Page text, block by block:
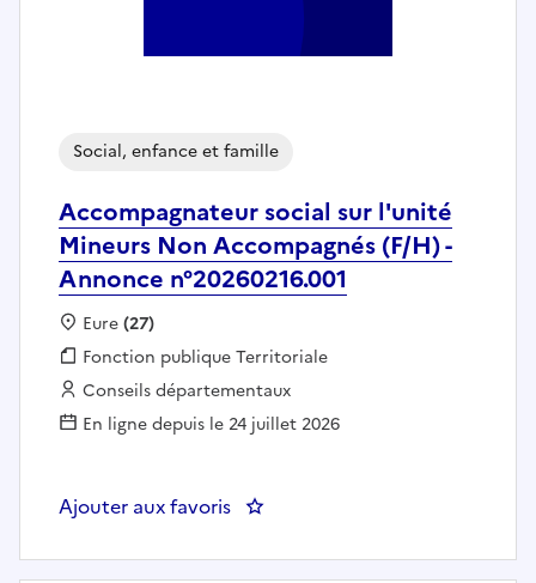
Accompagnateur social sur l'unité
Mineurs Non Accompagnés (F/H) -
Annonce n°20260216.001
Social, enfance et famille
Localisation :
Eure(27)
Fonction publique :
Fonction publique Territoriale
Employeur :
Conseils départementaux
En ligne depuis le 24 juillet 2026
Ajouter aux favoris : Accompagnateur social sur